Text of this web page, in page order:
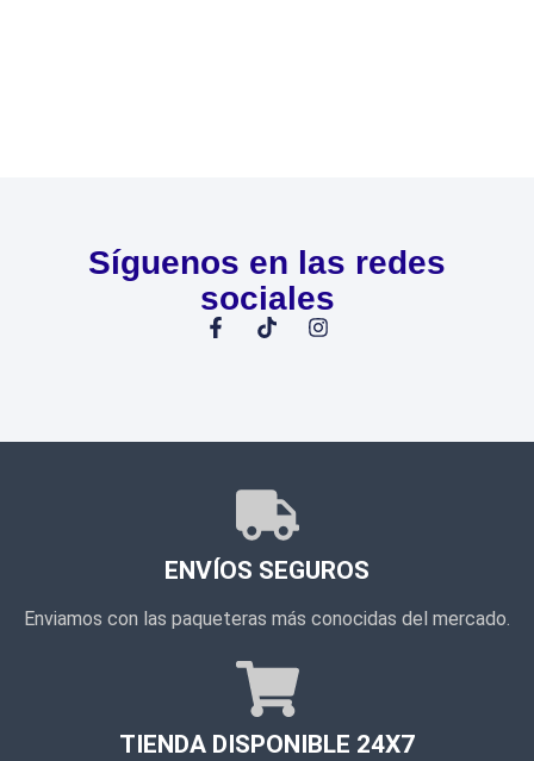
Síguenos en las redes
sociales
ENVÍOS SEGUROS
Enviamos con las paqueteras más conocidas del mercado.
TIENDA DISPONIBLE 24X7